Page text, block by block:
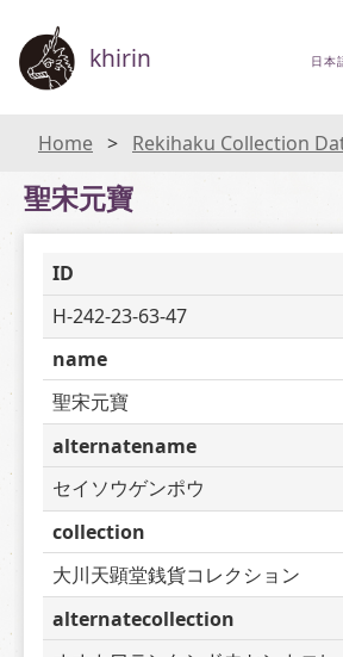
khirin 日本
Home Rekihaku Collection Database (Collections Database of
聖宋元寶
ID
H-242-23-63-47
name
聖宋元寶
alternatename
セイソウゲンポウ
collection
大川天顕堂銭貨コレクション
alternatecollection